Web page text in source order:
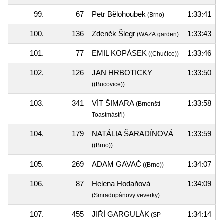
99. 67 Petr Bělohoubek (Brno) 1:33:41
100. 136 Zdeněk Šlegr (WAZA.garden) 1:33:43
101. 77 EMIL KOPÁSEK ((Chučice)) 1:33:46
102. 126 JAN HRBOTICKY
((Bucovice))
1:33:50
103. 341 VÍT ŠIMARA (Brnenští
Toastmástři)
1:33:58
104. 179 NATÁLIA ŠARADÍNOVÁ
((Brno))
1:33:59
105. 269 ADAM GAVAČ ((Brno)) 1:34:07
106. 87 Helena Hodaňová
(Smradupánovy veverky)
1:34:09
107. 455 JIŘÍ GARGULÁK (SP
1:34:14